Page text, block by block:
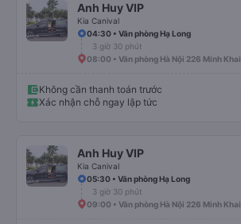
Anh Huy VIP
Kia Canival
04:30 • Văn phòng Hạ Long
3 giờ 30 phút
08:00 • Văn phòng Hà Nội 226 Minh Khai
Không cần thanh toán trước
Xác nhận chỗ ngay lập tức
Anh Huy VIP
Kia Canival
05:30 • Văn phòng Hạ Long
3 giờ 30 phút
09:00 • Văn phòng Hà Nội 226 Minh Khai